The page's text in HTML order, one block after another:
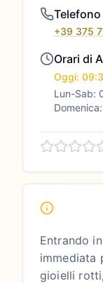
Telefono
+39 375
Orari di
Oggi:
Lun-Sab:
Entrando
immediata
gioielli